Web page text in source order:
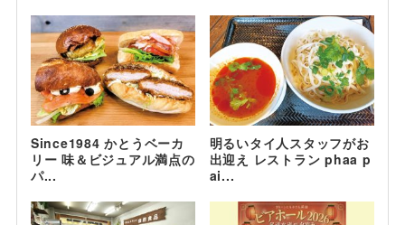
Since1984 かとうベーカ
リー 味＆ビジュアル満点の
パ...
明るいタイ人スタッフがお
出迎え レストラン phaa p
ai...